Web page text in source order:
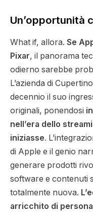
Un’opportunità
What if, allora. Se
Pixar, il panorama
odierno sarebbe
L’azienda di
decennio il suo
originali, ponendosi
nell’era dello
iniziasse.
di Apple e il genio
generare prodotti
software e contenuti
totalmente nuova.
arricchito di